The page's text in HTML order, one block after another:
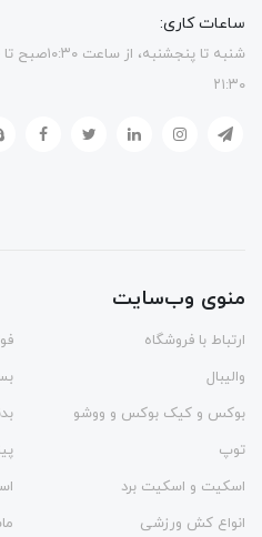
ساعات کاری:
۲۱:۳۰
منوی وب‌سایت
ارتباط با فروشگاه
والیبال
بوکس و کیک بوکس و ووشو
توپ
اسکیت و اسکیت برد
انواع کش ورزشی